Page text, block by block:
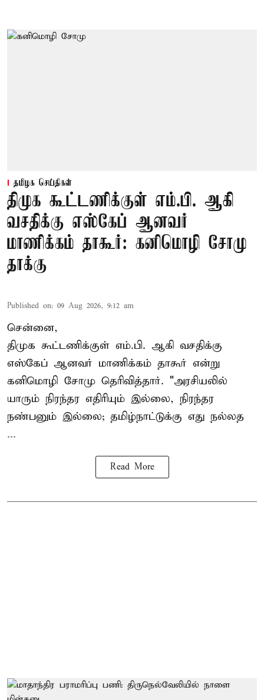
தமிழக செய்திகள்
திமுக கூட்டணிக்குள் எம்.பி. ஆகி
வசதிக்கு எஸ்கேப் ஆனவர்
மாணிக்கம் தாகூர்: கனிமொழி சோமு
தாக்கு
Published on: 09 Aug 2026, 9:12 am
சென்னை,
திமுக கூட்டணிக்குள் எம்.பி. ஆகி வசதிக்கு
எஸ்கேப் ஆனவர் மாணிக்கம் தாகூர் என்று
கனிமொழி சோமு தெரிவித்தார். "அரசியலில்
யாரும் நிரந்தர எதிரியும் இல்லை, நிரந்தர
நண்பனும் இல்லை; தமிழ்நாட்டுக்கு எது நல்லத
...
Read More